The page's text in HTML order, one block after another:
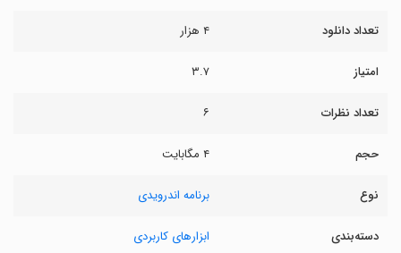
تعداد دانلود ۴ هزار
امتیاز ۳.۷
تعداد نظرات ۶
حجم ۴ مگابایت
نوع برنامه اندرویدی
دسته‌بندی ابزارهای کاربردی